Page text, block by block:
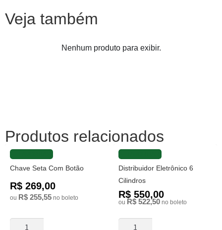
Veja também
Nenhum produto para exibir.
Produtos relacionados
Chave Seta Com Botão
R$ 269,00
ou R$ 255,55 no boleto
Distribuidor Eletrônico 6
Cilindros
R$ 550,00
ou R$ 522,50 no boleto